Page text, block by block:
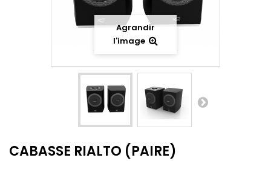
Agrandir
l'image
CABASSE RIALTO (PAIRE)